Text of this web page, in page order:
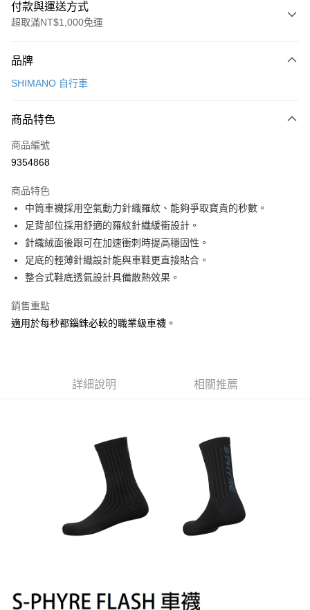
付款與運送方式
超取滿NT$1,000免運
信用卡一次付款
3 期 0 利率 每期
合作金庫商業銀行
上海商業儲蓄銀行
臺灣中小企業銀行
匯豐（台灣）商業銀行
華泰商業銀行
聯邦商業銀行
遠東國際商業銀行
元大商業銀行
永豐商業銀行
玉山商業銀行
星展（台灣）商業銀行
台灣樂天信用卡公司
合作金庫商業銀行
上海商業儲蓄銀行
國泰世華商業銀行
兆豐國際商業銀行
匯豐（台灣）商業銀行
華泰商業銀行
聯邦商業銀行
遠東國際商業銀行
元大商業銀行
永豐商業銀行
玉山商業銀行
星展（台灣）商業銀行
台灣樂天信用卡公司
LINE Pay
Apple Pay
悠遊付
Google Pay
全盈+PAY
運送方式
品牌
SHIMANO 自行車
商品特色
商品編號
9354868
商品特色
中筒車襪採用空氣動力針織羅紋、能夠爭取寶貴的秒數。
足背部位採用舒適的羅紋針織緩衝設計。
針織絨面後跟可在加速衝刺時提高穩固性。
足底的輕薄針織設計能與車鞋更直接貼合。
整合式鞋底透氣設計具備散熱效果。
銷售重點
適用於每秒都錙銖必較的職業級車襪。
詳細說明 相關推薦